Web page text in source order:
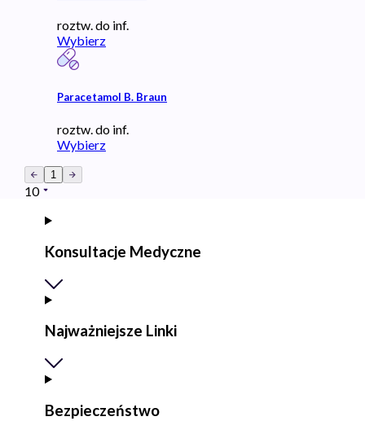
roztw. do inf.
Wybierz
Paracetamol B. Braun
roztw. do inf.
Wybierz
1
10
Konsultacje Medyczne
Najważniejsze Linki
Bezpieczeństwo